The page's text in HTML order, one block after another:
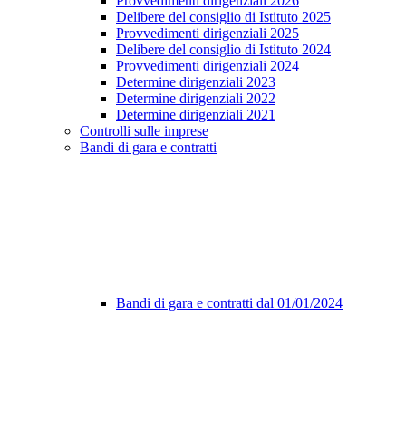
Delibere del consiglio di Istituto 2025
Provvedimenti dirigenziali 2025
Delibere del consiglio di Istituto 2024
Provvedimenti dirigenziali 2024
Determine dirigenziali 2023
Determine dirigenziali 2022
Determine dirigenziali 2021
Controlli sulle imprese
Bandi di gara e contratti
Bandi di gara e contratti dal 01/01/2024